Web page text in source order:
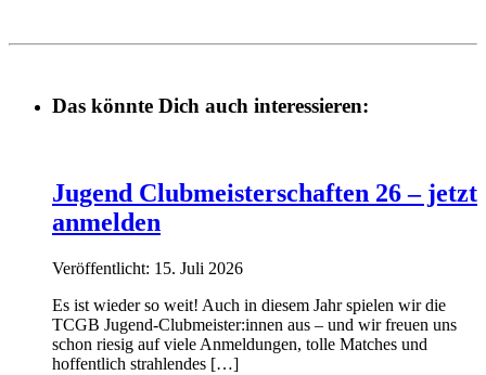
Das könnte Dich auch interessieren:
Jugend Clubmeisterschaften 26 – jetzt
anmelden
Veröffentlicht: 15. Juli 2026
Es ist wieder so weit! Auch in diesem Jahr spielen wir die
TCGB Jugend-Clubmeister:innen aus – und wir freuen uns
schon riesig auf viele Anmeldungen, tolle Matches und
hoffentlich strahlendes […]